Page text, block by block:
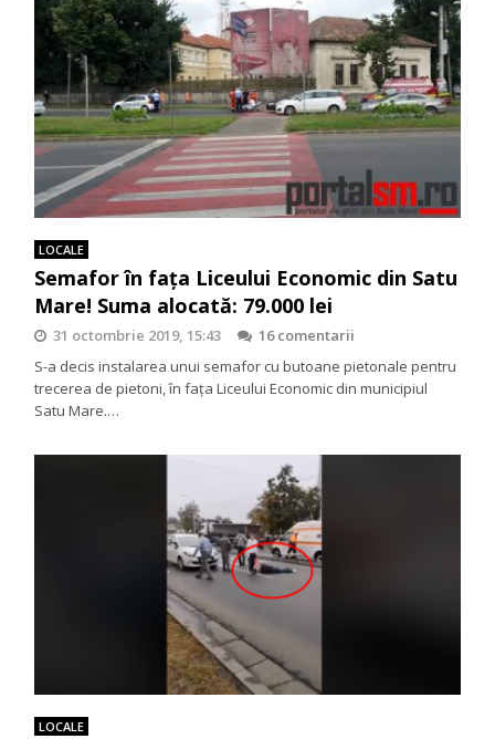
LOCALE
Semafor în fața Liceului Economic din Satu
Mare! Suma alocată: 79.000 lei
31 octombrie 2019, 15:43
16 comentarii
S-a decis instalarea unui semafor cu butoane pietonale pentru
trecerea de pietoni, în fața Liceului Economic din municipiul
Satu Mare.…
LOCALE